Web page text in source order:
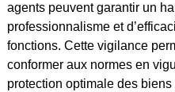
agents peuvent garantir un
professionnalisme et
fonctions. Cette vigilance
conformer aux normes en
protection optimale des